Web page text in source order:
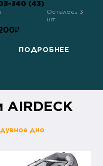
340 (43)
Осталось 3
шт.
₽
ПОДРОБНЕЕ
дно